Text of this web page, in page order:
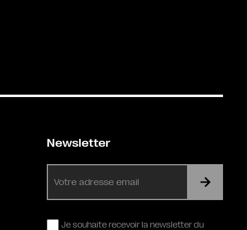
Newsletter
mail
RGPDJe souhaite recevoir la newsletter du